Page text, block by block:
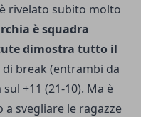
rivelato subito molto
è squadra
dimostra tutto il
break (entrambi da
+11 (21-10). Ma è
svegliare le ragazze